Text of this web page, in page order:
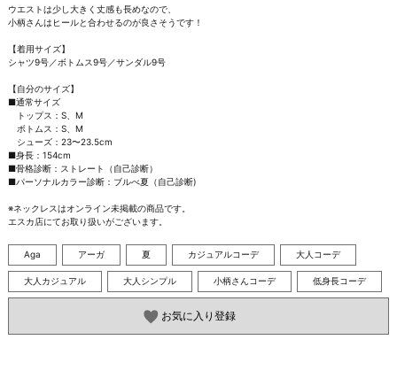
ウエストは少し大きく丈感も長めなので、
小柄さんはヒールと合わせるのが良さそうです！
【着用サイズ】
シャツ9号／ボトムス9号／サンダル9号
【自分のサイズ】
■通常サイズ
トップス：S、M
ボトムス：S、M
シューズ：23〜23.5cm
■身長：154cm
■骨格診断：ストレート（自己診断）
■パーソナルカラー診断：ブルべ夏（自己診断)
※ネックレスはオンライン未掲載の商品です。
エスカ店にてお取り扱いがございます。
Aga アーガ 夏 カジュアルコーデ 大人コーデ
大人カジュアル 大人シンプル 小柄さんコーデ 低身長コーデ
お気に入り登録